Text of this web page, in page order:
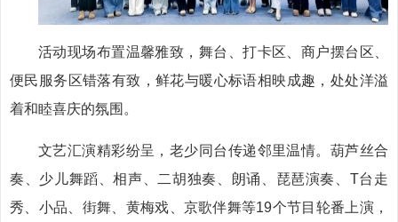
活动现场布置温馨雅致，舞台、打卡区、商户摆台区、
便民服务区错落有致，鲜花与暖心标语相映成趣，处处洋溢
着和睦喜庆的氛围。
文艺汇演精彩纷呈，老少同台传递邻里温情。葫芦丝合
奏、少儿舞蹈、相声、二胡独奏、朗诵、琵琶演奏、T台走
秀、小品、街舞、黄梅戏、京歌伴舞等19个节目轮番上演，